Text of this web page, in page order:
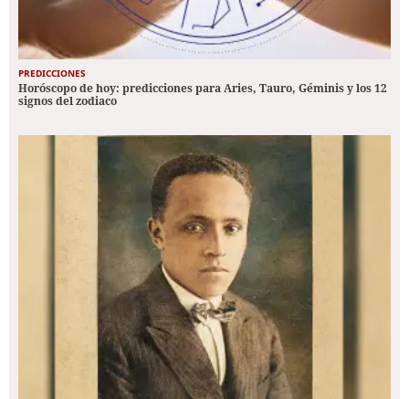
PREDICCIONES
Horóscopo de hoy: predicciones para Aries, Tauro, Géminis y los 12
signos del zodiaco